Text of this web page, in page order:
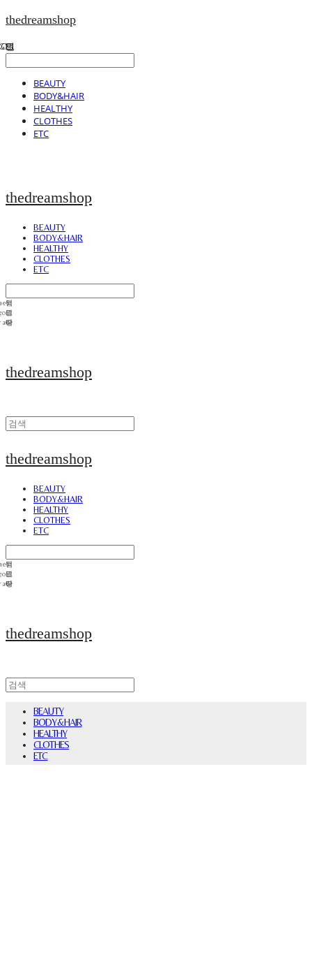
thedreamshop
BEAUTY
BODY&HAIR
HEALTHY
CLOTHES
ETC
thedreamshop
BEAUTY
BODY&HAIR
HEALTHY
CLOTHES
ETC
thedreamshop
thedreamshop
BEAUTY
BODY&HAIR
HEALTHY
CLOTHES
ETC
thedreamshop
BEAUTY
BODY&HAIR
HEALTHY
CLOTHES
ETC